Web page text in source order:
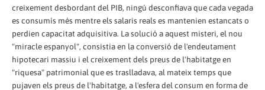
creixement desbordant del PIB, ningú desconfiava que cada vegada
es consumís més mentre els salaris reals es mantenien estancats o
perdien capacitat adquisitiva. La solució a aquest misteri, el nou
"miracle espanyol", consistia en la conversió de l'endeutament
hipotecari massiu i el creixement dels preus de l'habitatge en
"riquesa" patrimonial que es traslladava, al mateix temps que
pujaven els preus de l'habitatge, a l'esfera del consum en forma de